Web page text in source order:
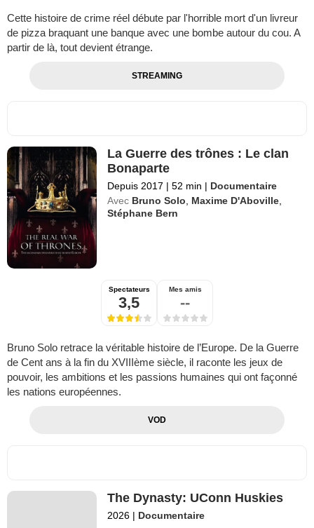
Cette histoire de crime réel débute par l'horrible mort d'un livreur
de pizza braquant une banque avec une bombe autour du cou. A
partir de là, tout devient étrange.
STREAMING
La Guerre des trônes : Le clan
Bonaparte
Depuis 2017 | 52 min | Documentaire
Avec Bruno Solo Maxime D'Aboville
Stéphane Bern
Spectateurs
3,5
Mes amis
--
Bruno Solo retrace la véritable histoire de l’Europe. De la Guerre
de Cent ans à la fin du XVIIIème siècle, il raconte les jeux de
pouvoir, les ambitions et les passions humaines qui ont façonné
les nations européennes.
VOD
The Dynasty: UConn Huskies
2026 | Documentaire